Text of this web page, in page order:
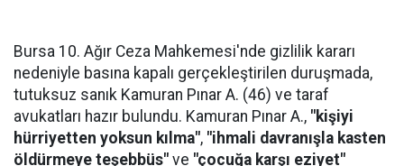
Bursa 10. Ağır Ceza Mahkemesi'nde gizlilik kararı
nedeniyle basına kapalı gerçekleştirilen duruşmada,
tutuksuz sanık Kamuran Pınar A. (46) ve taraf
avukatları hazır bulundu. Kamuran Pınar A., "kişiyi
hürriyetten yoksun kılma", "ihmali davranışla kasten
öldürmeye teşebbüs" ve "çocuğa karşı eziyet"